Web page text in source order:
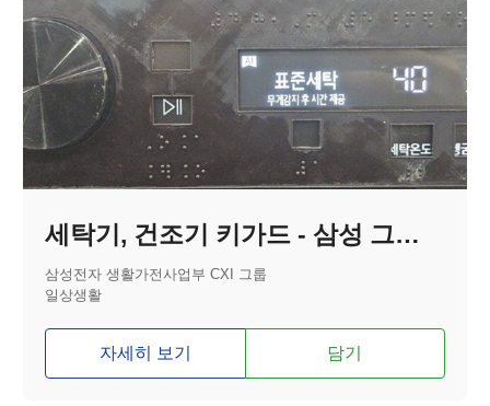
세탁기, 건조기 키가드 - 삼성 그랑데 A I 올인원 컨트롤
삼성전자 생활가전사업부 CXI 그룹
일상생활
자세히 보기 담기